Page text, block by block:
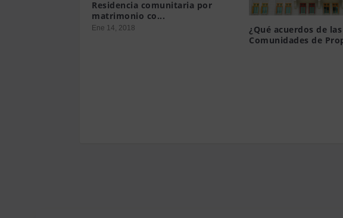
Residencia comunitaria por
matrimonio co...
Ene 14, 2018
¿Qué acuerdos de las
Comunidades de